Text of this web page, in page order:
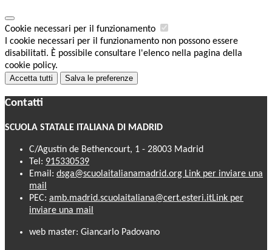
Cookie necessari per il funzionamento
I cookie necessari per il funzionamento non possono essere
disabilitati. È possibile consultare l'elenco nella pagina della
cookie policy.
Accetta tutti Salva le preferenze
Contatti
SCUOLA STATALE ITALIANA DI MADRID
C/Agustín de Bethencourt, 1 - 28003 Madrid
Tel: 915330539
Email: dsga@scuolaitalianamadrid.org Link per inviare una
mail
PEC: amb.madrid.scuolaitaliana@cert.esteri.itLink per
inviare una mail
web master: Giancarlo Padovano